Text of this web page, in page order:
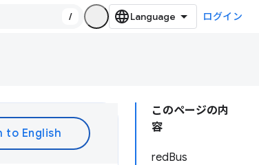
/ ログイン
このページの内
容
redBus